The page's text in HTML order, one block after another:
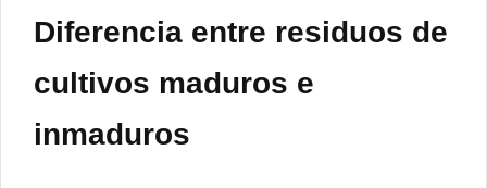
Diferencia entre residuos de
cultivos maduros e
inmaduros